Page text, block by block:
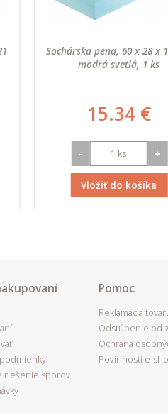
Sochárska pena, 60 x 28 x
modrá svetlá, 1 ks
15.34 €
- +
Vložiť do košíka
riešenie sporov
Pomoc
Reklamácia
Odstúpenie od
Ochrana
Povinnosti e-